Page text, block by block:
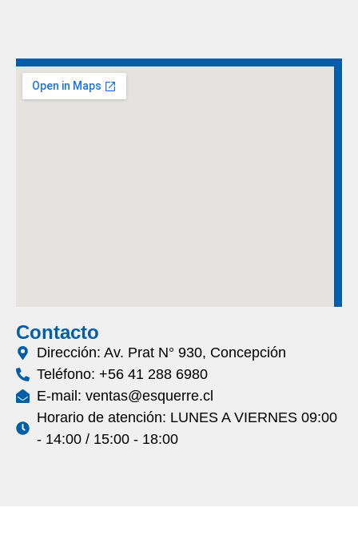
Contacto
Dirección: Av. Prat N° 930, Concepción
Teléfono: +56 41 288 6980
E-mail: ventas@esquerre.cl
Horario de atención: LUNES A VIERNES 09:00
- 14:00 / 15:00 - 18:00